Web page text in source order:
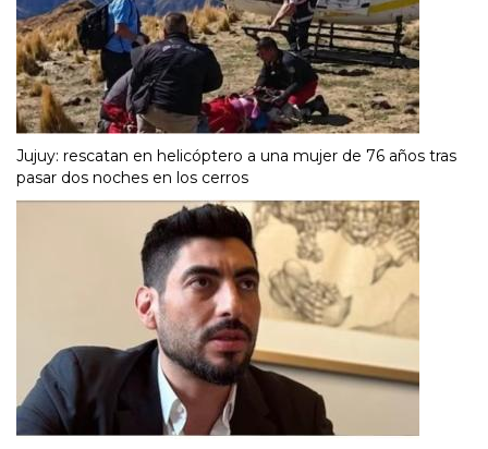
Jujuy: rescatan en helicóptero a una mujer de 76 años tras
pasar dos noches en los cerros